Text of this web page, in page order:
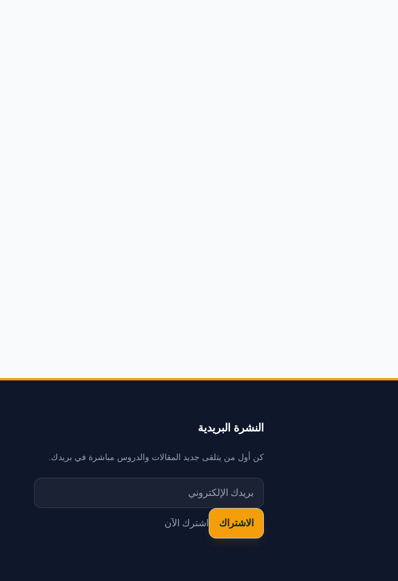
النشرة البريدية
كن أول من يتلقى جديد المقالات والدروس مباشرة في بريدك.
اشترك الآن